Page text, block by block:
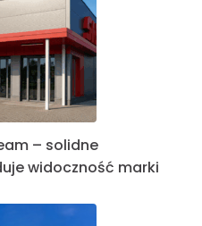
– solidne
widoczność marki